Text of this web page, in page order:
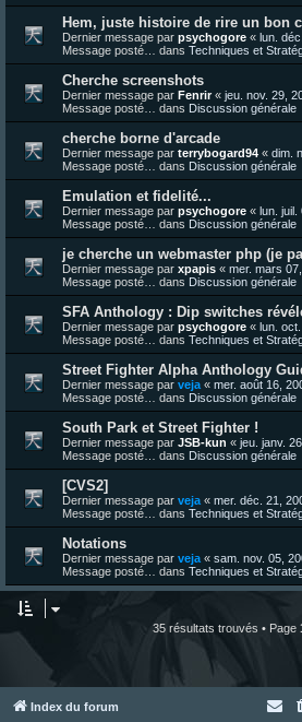
Hem, juste histoire de rire un bon
Dernier message par psychogore « lun.
Message posté… dans Techniques et
Cherche screenshots
Dernier message par Fenrir« jeu. nov. 29,
Message posté… dans Discussion générale
cherche borne d'arcade
Dernier message par terrybogard94 « dim.
Message posté… dans Discussion générale
Emulation et fidelité...
Dernier message par psychogore « lun. juil.
Message posté… dans Discussion générale
je cherche un webmaster php (je
Dernier message par xpapis « mer. mars
Message posté… dans Discussion générale
SFA Anthology : Dip switches
Dernier message par psychogore « lun.
Message posté… dans Techniques et
Street Fighter Alpha Anthology
Dernier message par veja « mer. août 16,
Message posté… dans Discussion générale
South Park et Street Fighter !
Dernier message par JSB-kun « jeu. janv.
Message posté… dans Discussion générale
[CVS2]
Dernier message par veja « mer. déc. 21,
Message posté… dans Techniques et
Notations
Dernier message par veja « sam. nov. 05,
Message posté… dans Techniques et
35 résultats trouvés • Page
Index du forum